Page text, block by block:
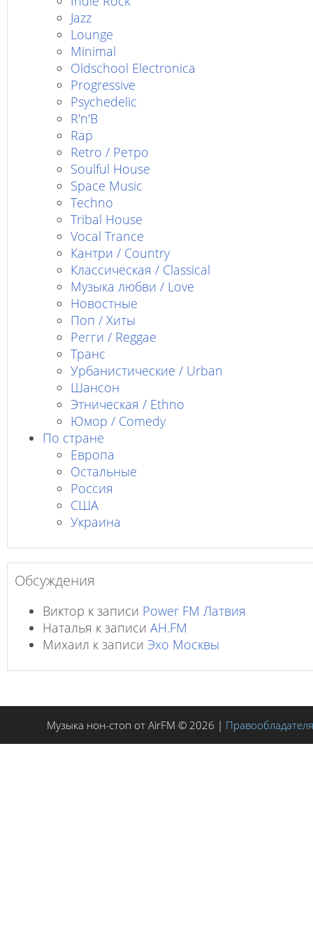
Jazz
Lounge
Minimal
Oldschool Electronica
Progressive
Psychedelic
R'n'B
Rap
Retro / Ретро
Soulful House
Space Music
Techno
Tribal House
Vocal Trance
Кантри / Country
Классическая / Classical
Музыка любви / Love
Новостные
Поп / Хиты
Регги / Reggae
Транс
Урбанистические / Urban
Шансон
Этническая / Ethno
Юмор / Comedy
По стране
Европа
Остальные
Россия
США
Украина
Обсуждения
Виктор к записи Power FM Латвия
Наталья к записи AH.FM
Михаил к записи Эхо Москвы
Музыка нон-стоп от AirFM © 2026 |